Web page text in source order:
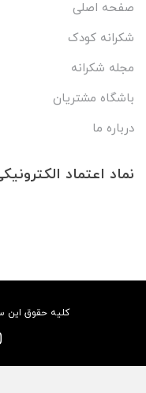
صفحه اصلی
شکرانه کودک
مجله شکرانه
باشگاه مشتریان
درباره ما
نماد اعتماد
کلیه حقوق این